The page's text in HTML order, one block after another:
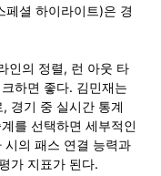
셜 하이라이트)은 경
인의 정렬, 런 아웃 타
하면 좋다. 김민재는
경기 중 실시간 통계
를 선택하면 세부적인
시의 패스 연결 능력과
가 지표가 된다.